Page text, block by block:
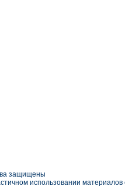
защищены
использовании